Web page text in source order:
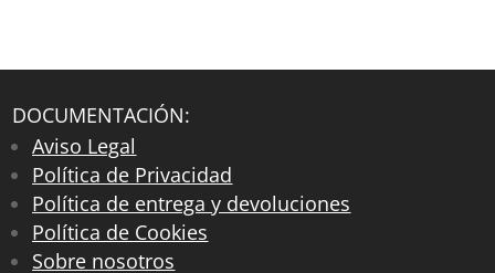
DOCUMENTACIÓN:
Aviso Legal
Política de Privacidad
Política de entrega y devoluciones
Política de Cookies
Sobre nosotros